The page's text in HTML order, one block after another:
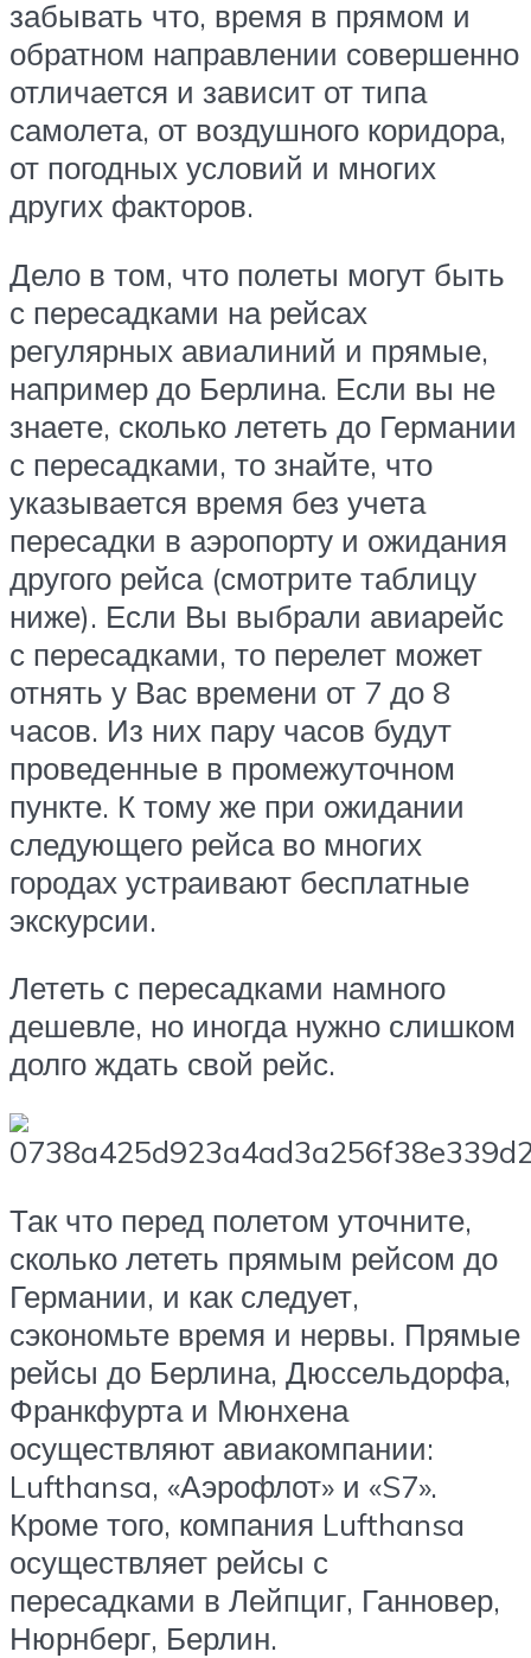
забывать что, время в прямом и
обратном направлении совершенно
отличается и зависит от типа
самолета, от воздушного коридора,
от погодных условий и многих
других факторов.
Дело в том, что полеты могут быть
с пересадками на рейсах
регулярных авиалиний и прямые,
например до Берлина. Если вы не
знаете, сколько лететь до Германии
с пересадками, то знайте, что
указывается время без учета
пересадки в аэропорту и ожидания
другого рейса (смотрите таблицу
ниже). Если Вы выбрали авиарейс
с пересадками, то перелет может
отнять у Вас времени от 7 до 8
часов. Из них пару часов будут
проведенные в промежуточном
пункте. К тому же при ожидании
следующего рейса во многих
городах устраивают бесплатные
экскурсии.
Лететь с пересадками намного
дешевле, но иногда нужно слишком
долго ждать свой рейс.
Так что перед полетом уточните,
сколько лететь прямым рейсом до
Германии, и как следует,
сэкономьте время и нервы. Прямые
рейсы до Берлина, Дюссельдорфа,
Франкфурта и Мюнхена
осуществляют авиакомпании:
Lufthansa, «Аэрофлот» и «S7».
Кроме того, компания Lufthansa
осуществляет рейсы с
пересадками в Лейпциг, Ганновер,
Нюрнберг, Берлин.